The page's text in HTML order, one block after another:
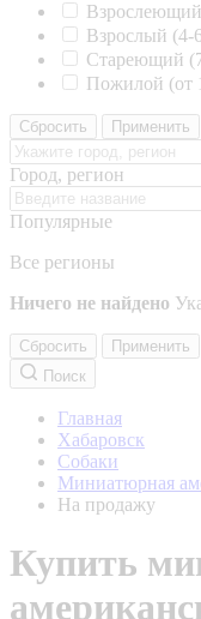
Взрослый (4-
Стареющий
Пожилой (от
Сбросить Применить
Город, регион
Популярные
Все регионы
Ничего не найдено
Сбросить
Применить
Поиск
Главная
Хабаровск
Собаки
Миниатюрная
На продажу
Купить